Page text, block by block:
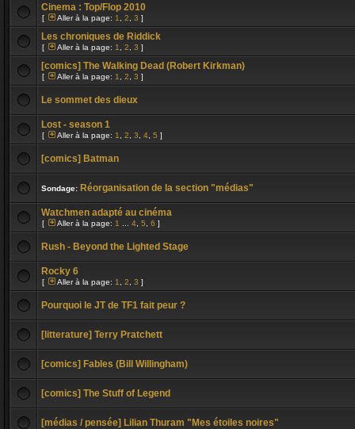
Cinema : Top/Flop 2010
[ Aller à la page: 1 2 3 ]
Les chroniques de Riddick
[ Aller à la page: 1 2 3 ]
[comics] The Walking Dead (Robert Kirkman)
[ Aller à la page: 1 2 3 ]
Le sommet des dieux
Lost - season 1
[ Aller à la page: 1 2 3 4 5 ]
[comics] Batman
Sondage: Réorganisation de la section "médias"
Watchmen adapté au cinéma
[ Aller à la page: 1 4 5 6 ]
Rush - Beyond the Lighted Stage
Rocky 6
[ Aller à la page: 1 2 3 ]
Pourquoi le JT de TF1 fait peur ?
[litterature] Terry Pratchett
[comics] Fables (Bill Willingham)
[comics] The Stuff of Legend
[médias / pensée] Lilian Thuram "Mes étoiles noires"